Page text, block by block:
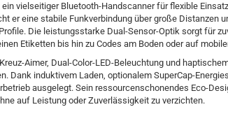
vielseitiger Bluetooth-Handscanner für flexible
er eine stabile Funkverbindung über große Distanzen
Die leistungsstarke Dual-Sensor-Optik sorgt für
Etiketten bis hin zu Codes am Boden oder auf
Aimer, Dual-Color-LED-Beleuchtung und
Dank induktivem Laden, optionalem SuperCap-
ausgelegt. Sein ressourcenschonendes Eco-
auf Leistung oder Zuverlässigkeit zu verzichten.